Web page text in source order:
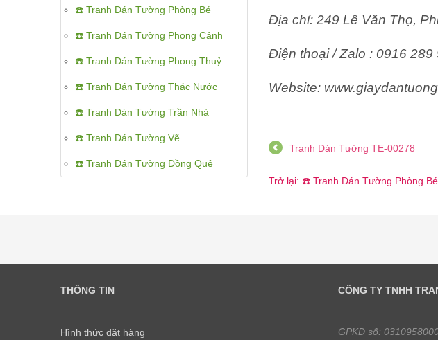
☎️ Tranh Dán Tường Phòng Bé
☎️ Tranh Dán Tường Phong Cảnh
☎️ Tranh Dán Tường Phong Thuỷ
☎️ Tranh Dán Tường Thác Nước
☎️ Tranh Dán Tường Trần Nhà
☎️ Tranh Dán Tường Vẽ
☎️ Tranh Dán Tường Đồng Quê
Địa chỉ: 249 Lê Văn Thọ,
Điện thoại / Zalo : 0916 289
Website:
Tranh Dán Tường TE-00278
Trở lại: ☎️ Tranh Dán Tường Phòng Bé
THÔNG TIN
Hình thức đặt hàng
CÔNG TY TNHH
GPKD số: